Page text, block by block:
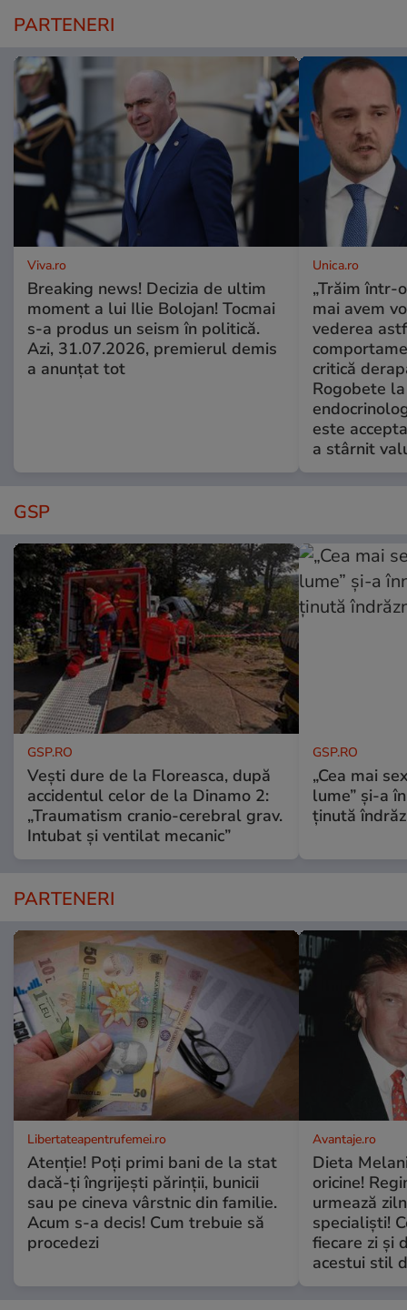
PARTENERI
Viva.ro
Breaking news! Decizia de ultim
moment a lui Ilie Bolojan! Tocmai
s-a produs un seism în politică.
Azi, 31.07.2026, premierul demis
a anunțat tot
Unica.ro
„Trăim într-
mai avem
vederea
critică
Rogobete
este
a stârnit
GSP
GSP.RO
Vești dure de la Floreasca, după
accidentul celor de la Dinamo 2:
„Traumatism cranio-cerebral grav.
Intubat și ventilat mecanic”
GSP.RO
„Cea mai
lume” și-a
ținută
PARTENERI
Libertateapentrufemei.ro
Atenție! Poți primi bani de la stat
dacă-ți îngrijești părinții, bunicii
sau pe cineva vârstnic din familie.
Acum s-a decis! Cum trebuie să
procedezi
Avantaje.ro
Dieta
oricine!
urmează
specialiști!
fiecare zi și
acestui stil